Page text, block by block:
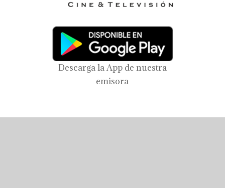
Descarga la App de nuestra
emisora